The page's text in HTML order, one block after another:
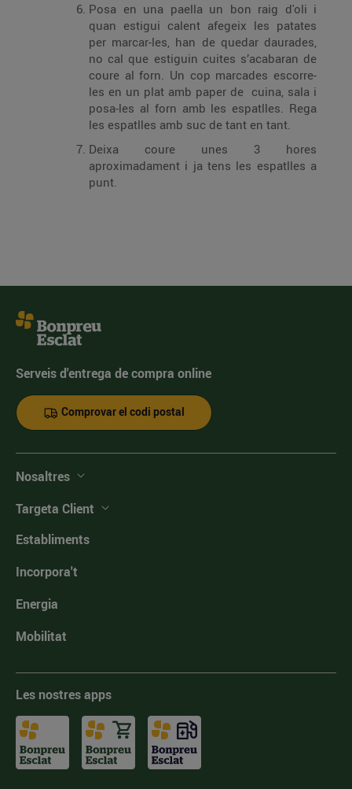
Posa en una paella un bon raig d'oli i
quan estigui calent afegeix les patates
per marcar-les, han de quedar daurades,
no cal que estiguin cuites s’acabaran de
coure al forn. Un cop marcades escorre-
les en un plat amb paper de cuina, sala i
posa-les al forn amb les espatlles. Rega
les espatlles amb suc de tant en tant.
Deixa coure unes 3 hores
aproximadament i ja tens les espatlles a
punt.
Serveis d'entrega de compra online
Comprovar el codi postal
Nosaltres
Targeta Client
Establiments
Incorpora't
Energia
Mobilitat
Les nostres apps